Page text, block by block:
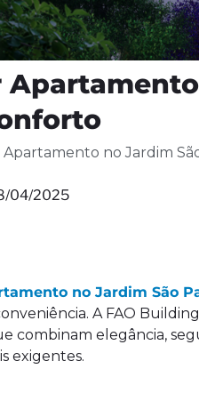
Apartamento no Jardim
04/2025
no Jardim São
A FAO
combinam elegância,
exigentes.